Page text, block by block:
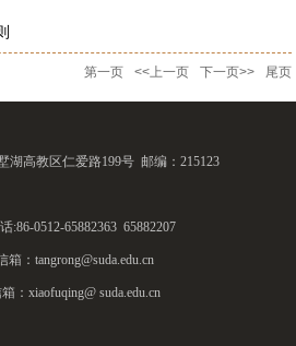
第一页 <<上一页 下一页>> 尾页
湖高教区仁爱路199号 邮编：215123
:86-0512-65882363 65882207
箱：tangrong@suda.edu.cn
：xiaofuqing@ suda.edu.cn